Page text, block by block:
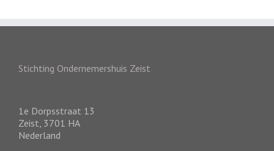
Stichting Ondernemershuis Zeist
1e Dorpsstraat 13
Zeist 3701 HA
Nederland